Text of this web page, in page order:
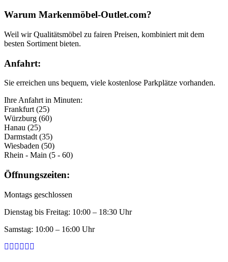
Warum Markenmöbel-Outlet.com?
Weil wir Qualitätsmöbel zu fairen Preisen, kombiniert mit dem
besten Sortiment bieten.
Anfahrt:
Sie erreichen uns bequem, viele kostenlose Parkplätze vorhanden.
Ihre Anfahrt in Minuten:
Frankfurt (25)
Würzburg (60)
Hanau (25)
Darmstadt (35)
Wiesbaden (50)
Rhein - Main (5 - 60)
Öffnungszeiten:
Montags geschlossen
Dienstag bis Freitag: 10:00 – 18:30 Uhr
Samstag: 10:00 – 16:00 Uhr